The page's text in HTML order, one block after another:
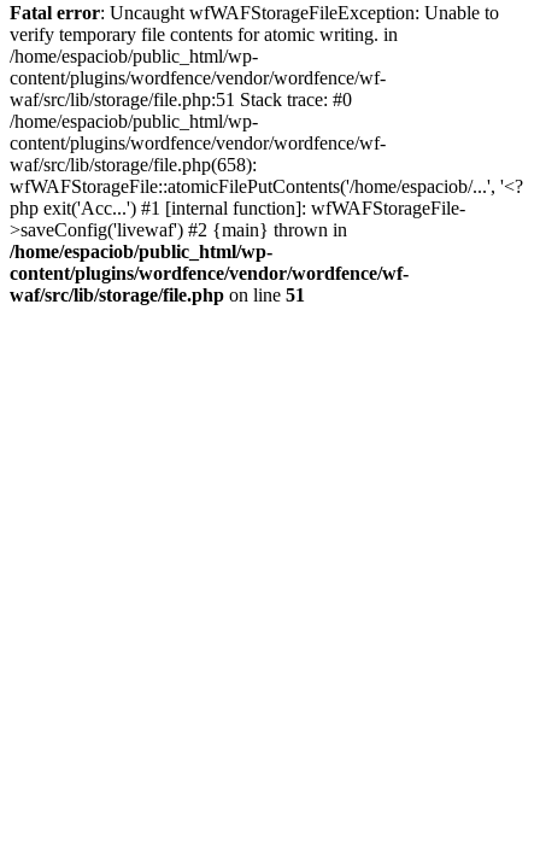
Fatal error: Uncaught wfWAFStorageFileException: Unable to
verify temporary file contents for atomic writing. in
/home/espaciob/public_html/wp-
content/plugins/wordfence/vendor/wordfence/wf-
waf/src/lib/storage/file.php:51 Stack trace: #0
/home/espaciob/public_html/wp-
content/plugins/wordfence/vendor/wordfence/wf-
waf/src/lib/storage/file.php(658):
wfWAFStorageFile::atomicFilePutContents('/home/espaciob/...', '<?
php exit('Acc...') #1 [internal function]: wfWAFStorageFile-
>saveConfig('livewaf') #2 {main} thrown in
/home/espaciob/public_html/wp-
content/plugins/wordfence/vendor/wordfence/wf-
waf/src/lib/storage/file.php on line 51